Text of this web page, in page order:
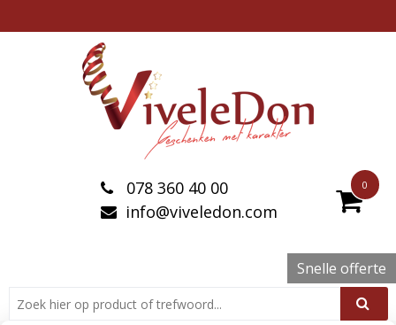
0
078 360 40 00
info@viveledon.com
Snelle offerte